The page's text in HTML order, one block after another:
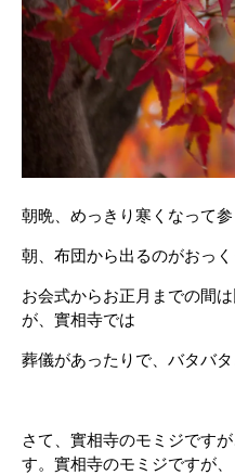
朝晩、めっきり寒くなって参
朝、布団から出るのがおっ
お会式からお正月までの間
が、實相寺では
葬儀があったりで、バタバタ
さて、實相寺のモミジです
す。實相寺のモミジですが、